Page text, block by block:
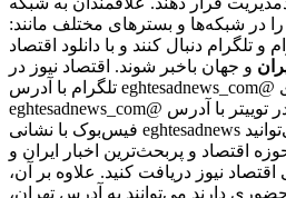
را در شبکه‌ها و بسترهای مختلف مانند:
و تلگرام دنبال کنند و با دانلود اقتصاد
و جهان باخبر شوند. اقتصاد نیوز در
تلگرام با آدرس eghtesadnews_com@ در اینستاگرام با آیدی
eghtesadnews_com@ در توییتر با آدرس eghtesadnews@ و در
فیس‌بوک با نشانی eghtesadnews فعالیت می‌کند. روزانه می‌توانید
اقتصاد و پربحث‌ترین اخبار ایران و
نیوز دریافت کنید. علاوه بر آن،
دارند می‌توانند به آدرس تهران،